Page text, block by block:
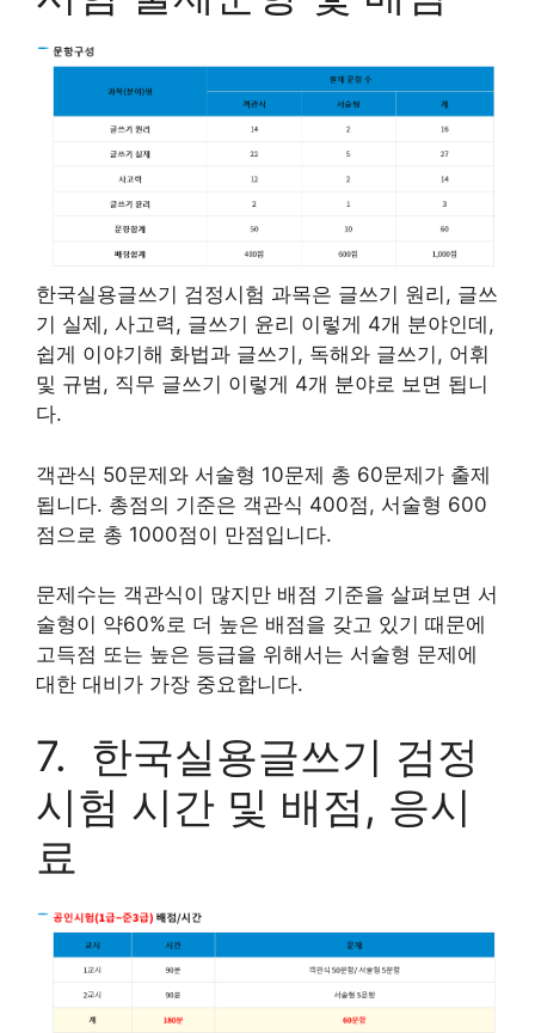
한국실용글쓰기 검정시험 과목은 글쓰기 원리, 글쓰
기 실제, 사고력, 글쓰기 윤리 이렇게 4개 분야인데,
쉽게 이야기해 화법과 글쓰기, 독해와 글쓰기, 어휘
및 규범, 직무 글쓰기 이렇게 4개 분야로 보면 됩니
다.
객관식 50문제와 서술형 10문제 총 60문제가 출제
됩니다. 총점의 기준은 객관식 400점, 서술형 600
점으로 총 1000점이 만점입니다.
문제수는 객관식이 많지만 배점 기준을 살펴보면 서
술형이 약60%로 더 높은 배점을 갖고 있기 때문에
고득점 또는 높은 등급을 위해서는 서술형 문제에
대한 대비가 가장 중요합니다.
7. 한국실용글쓰기 검정
시험 시간 및 배점, 응시
료